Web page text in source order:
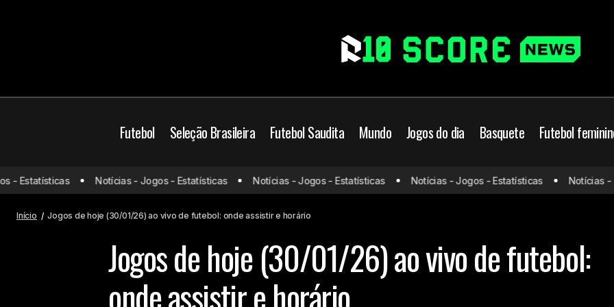
Futebol Seleção Brasileira Futebol Saudita Mundo Jogos do dia Basquete Futebol
Palmeiras encaminha empréstimo de
Raphael Veiga ao futebol mexicano
Jogos de hoje Jogos do dia Jogos de hoje (30/01/26) ao vivo de futebol: onde
Estatísticas Notícias - Jogos - Estatísticas Notícias - Jogos - Estatísticas Notícias - Jogos - Estatísticas Notícias -
Início Jogos de hoje (30/01/26) ao vivo de futebol: onde assistir e horário
Jogos de hoje (30/01/26) ao vivo de futebol:
onde assistir e horário